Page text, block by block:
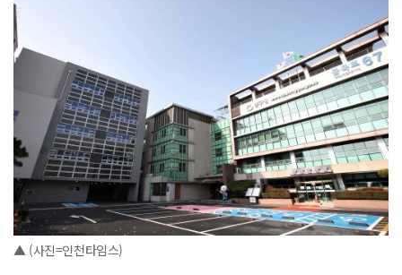
▲ (사진=인천타임스)